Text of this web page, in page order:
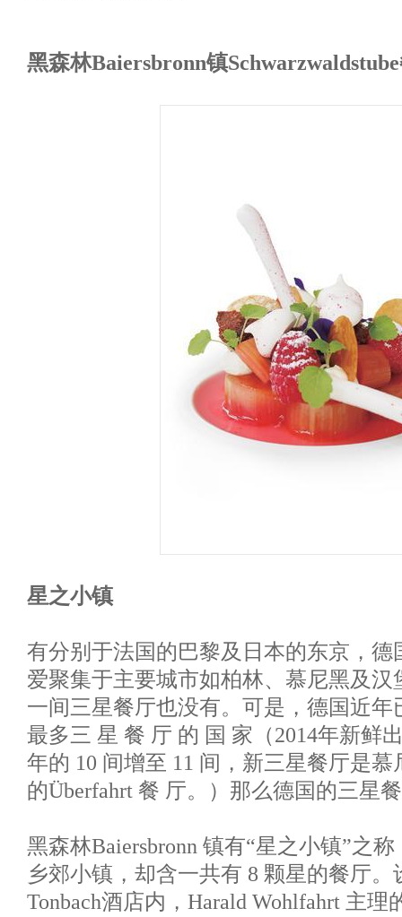
黑森林Baiersbronn镇
星之小镇
有分别于法国的巴黎及日本的东京，
爱聚集于主要城市如柏林、慕尼黑及
一间三星餐厅也没有。可是，德国近
最多三 星 餐 厅 的 国 家（2014年新鲜
年的 10 间增至 11 间，新三星餐厅是
的Überfahrt 餐 厅。）那么德国的三星
黑森林Baiersbronn 镇有“星之小镇”之
乡郊小镇，却含一共有 8 颗星的餐厅。
Tonbach酒店内，Harald Wohlfahrt 主理